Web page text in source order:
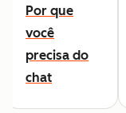
Por que
você
precisa do
chat